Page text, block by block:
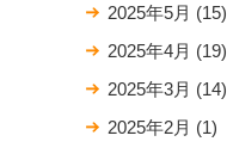
2025年5月 (15)
2025年4月 (19)
2025年3月 (14)
2025年2月 (1)